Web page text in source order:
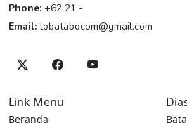
Phone: +62 21 -
Email: tobatabocom@gmail.com
Link Menu
Beranda